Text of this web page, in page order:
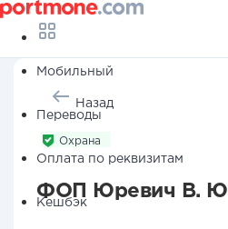
Мобильный
Переводы
Оплата по реквизитам
Кешбэк
Назад
Охрана
ФОП Юревич В. Ю